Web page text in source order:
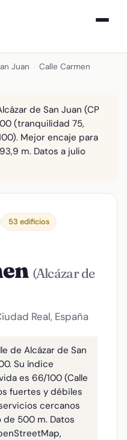
Juan Calle Carmen
de San Juan (CP
(tranquilidad 75,
Mejor encaje para
m. Datos a julio
53 edificios
(Alcázar de
Real, España
de Alcázar de San
Su índice
es 66/100 (Calle
fuertes y débiles
cercanos
500 m. Datos